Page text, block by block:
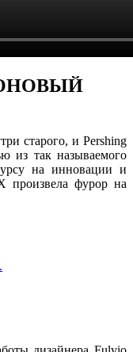
старого, и Pershing
из так называемого
на инновации и
произвела фурор на